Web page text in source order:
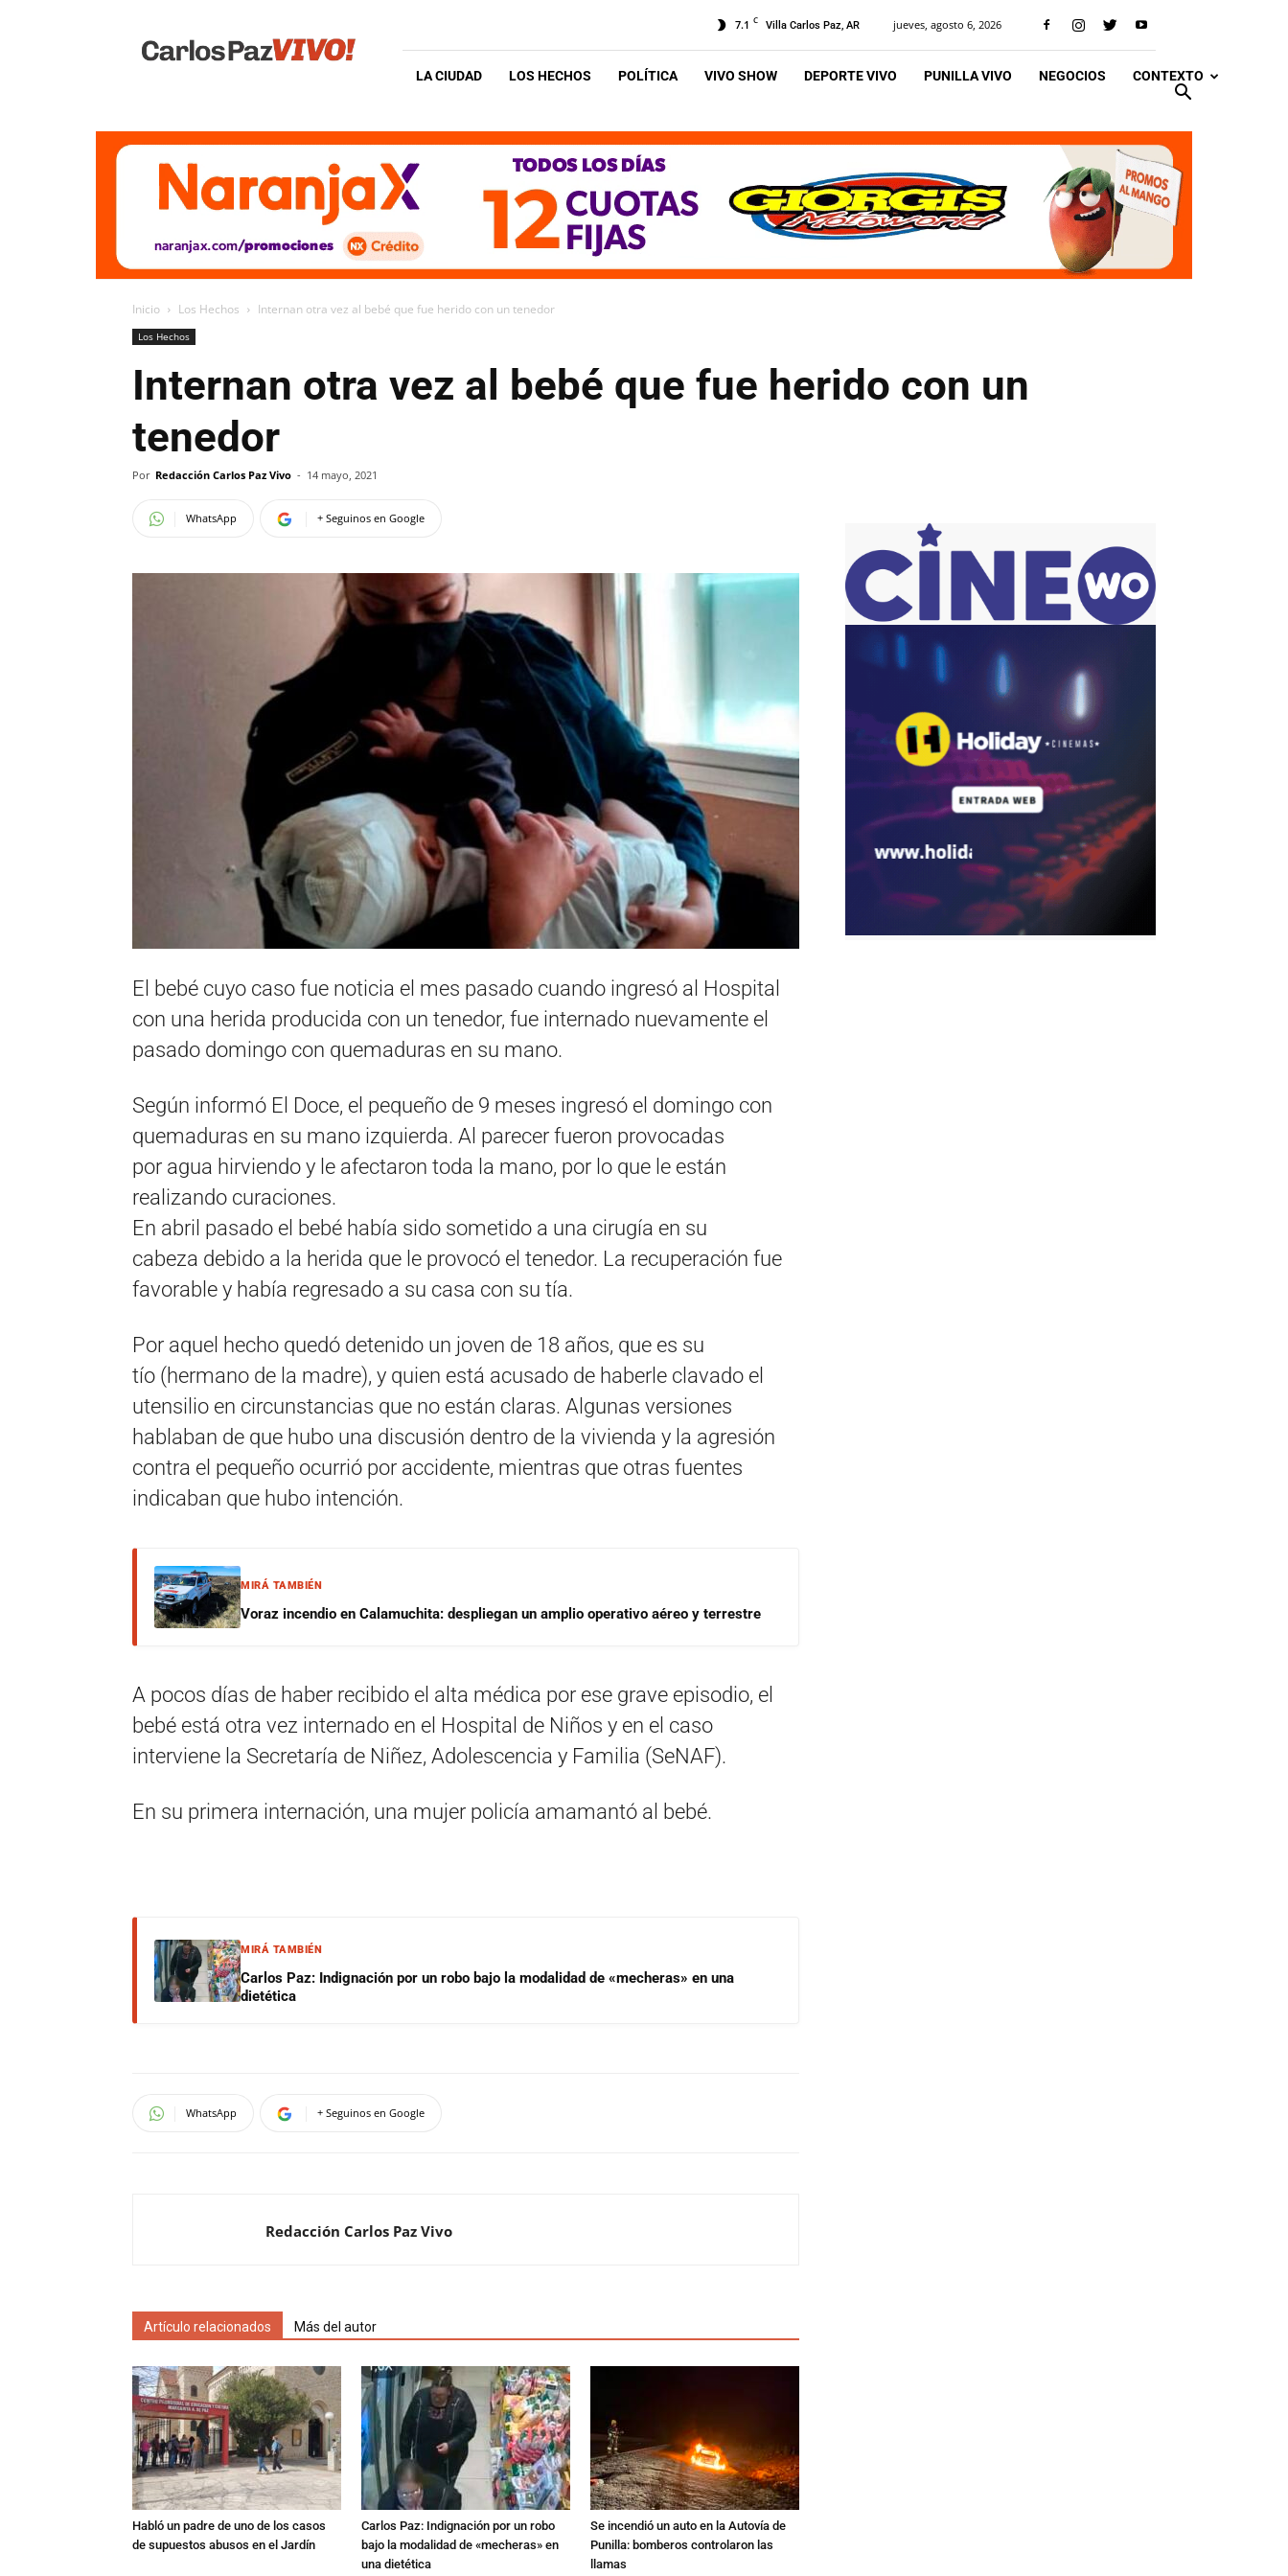
Vivo
7.1 C Villa Carlos Paz, AR jueves, agosto 6, 2026
LA CIUDAD LOS HECHOS POLÍTICA VIVO SHOW DEPORTE VIVO PUNILLA VIVO NEGOCIOS CONTEXTO
Inicio Los Hechos Internan otra vez al bebé que fue herido con un tenedor
Los Hechos
Internan otra vez al bebé que fue herido con un
tenedor
Por Redacción Carlos Paz Vivo - 14 mayo, 2021
WhatsApp + Seguinos en Google
El bebé cuyo caso fue noticia el mes pasado cuando ingresó al Hospital
con una herida producida con un tenedor, fue internado nuevamente el
pasado domingo con quemaduras en su mano.
Según informó El Doce, el pequeño de 9 meses ingresó el domingo con
quemaduras en su mano izquierda. Al parecer fueron provocadas
por agua hirviendo y le afectaron toda la mano, por lo que le están
realizando curaciones.
En abril pasado el bebé había sido sometido a una cirugía en su
cabeza debido a la herida que le provocó el tenedor. La recuperación fue
favorable y había regresado a su casa con su tía.
Por aquel hecho quedó detenido un joven de 18 años, que es su
tío (hermano de la madre), y quien está acusado de haberle clavado el
utensilio en circunstancias que no están claras. Algunas versiones
hablaban de que hubo una discusión dentro de la vivienda y la agresión
contra el pequeño ocurrió por accidente, mientras que otras fuentes
indicaban que hubo intención.
MIRÁ TAMBIÉN
Voraz incendio en Calamuchita: despliegan un amplio operativo aéreo y terrestre
A pocos días de haber recibido el alta médica por ese grave episodio, el
bebé está otra vez internado en el Hospital de Niños y en el caso
interviene la Secretaría de Niñez, Adolescencia y Familia (SeNAF).
En su primera internación, una mujer policía amamantó al bebé.
MIRÁ TAMBIÉN
Carlos Paz: Indignación por un robo bajo la modalidad de «mecheras» en una
dietética
WhatsApp + Seguinos en Google
Redacción Carlos Paz Vivo
Artículo relacionados Más del autor
Habló un padre de uno de los casos
de supuestos abusos en el Jardín
Carlos Paz: Indignación por un robo
bajo la modalidad de «mecheras» en
una dietética
Se incendió un auto en la Autovía de
Punilla: bomberos controlaron las
llamas